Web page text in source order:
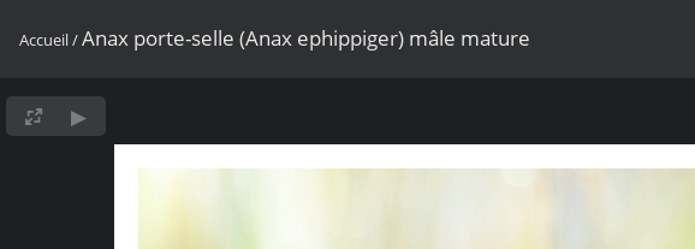
Accueil/Anax porte-selle (Anax ephippiger) mâle mature